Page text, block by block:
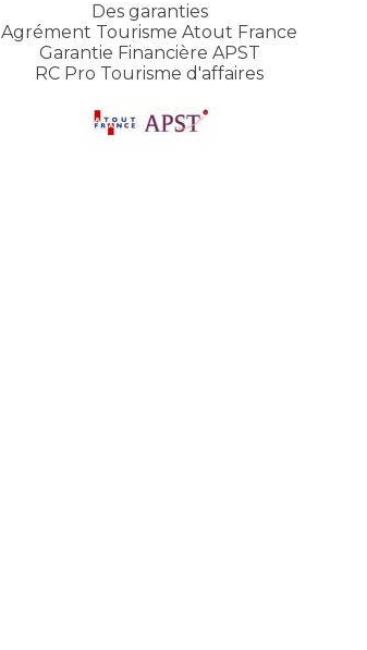
Des garanties
Agrément Tourisme Atout France
Garantie Financière APST
RC Pro Tourisme d'affaires